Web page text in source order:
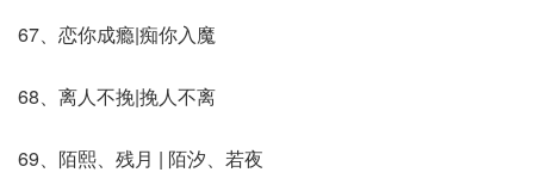
67、恋你成瘾|痴你入魔
68、离人不挽|挽人不离
69、陌熙、残月 | 陌汐、若夜